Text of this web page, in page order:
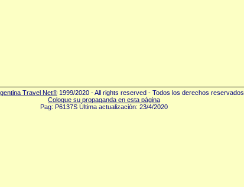
Travel Net® 1999/2020 - All rights reserved - Todos los derechos reservados
Coloque su propaganda en esta página
Pag: P6137S Última actualización: 23/4/2020